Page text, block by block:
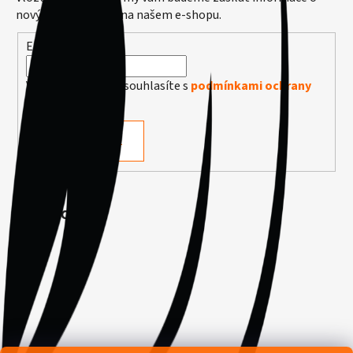
nových produktech na našem e-shopu.
E-mail
Vložením e-mailu souhlasíte s podmínkami ochrany
PŘIHLÁSIT SE
Facebook